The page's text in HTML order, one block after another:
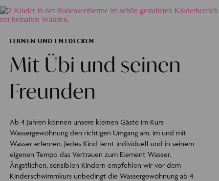
LERNEN UND ENTDECKEN
Mit Übi und seinen
Freunden
Ab 4 Jahren können unsere kleinen Gäste im Kurs
Wassergewöhnung den richtigen Umgang am, im und mit
Wasser erlernen. Jedes Kind lernt individuell und in seinem
eigenen Tempo das Vertrauen zum Element Wasser.
Ängstlichen, sensiblen Kindern empfehlen wir vor dem
Kinderschwimmkurs unbedingt die Wassergewöhnung ab 4